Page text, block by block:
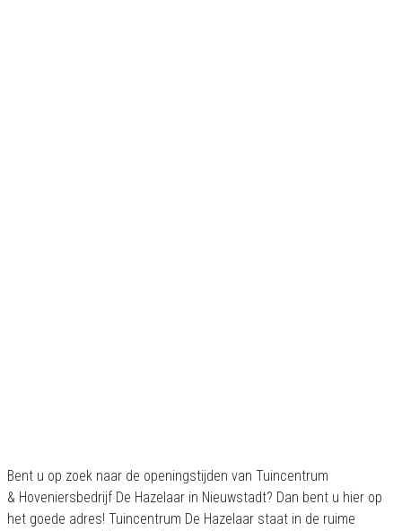
Bent u op zoek naar de openingstijden van Tuincentrum
& Hoveniersbedrijf De Hazelaar in Nieuwstadt? Dan bent u hier op
het goede adres! Tuincentrum De Hazelaar staat in de ruime